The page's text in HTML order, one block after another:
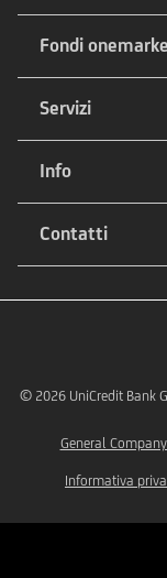
Fondi
Servizi
Info
Contatti
© 2026 UniCredit Bank
General
Informativa